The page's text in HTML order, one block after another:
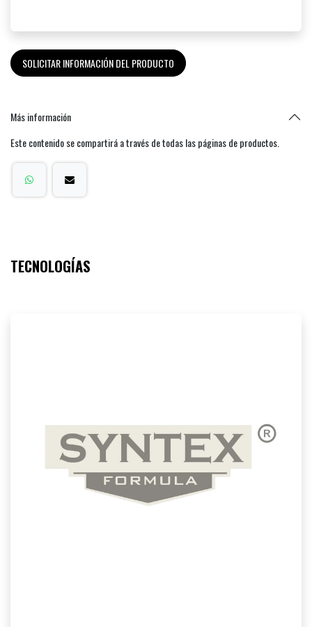
SOLICITAR INFORMACIÓN DEL PRODUCTO
Más información
Este contenido se compartirá a través de todas las páginas de productos.
TECNOLOGÍAS